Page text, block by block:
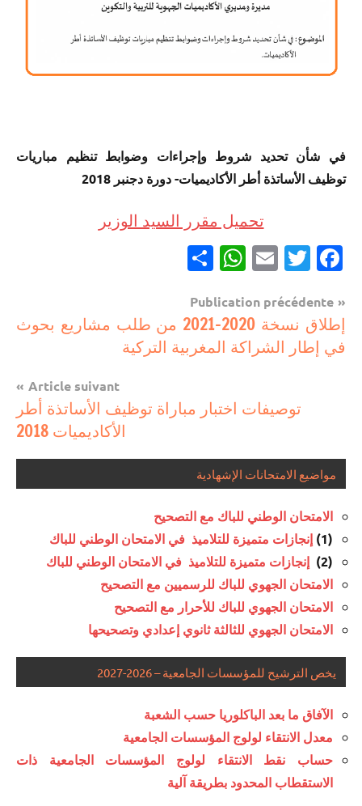
في شأن تحديد شروط وإجراءات وضوابط تنظيم مباريات
توظيف الأساتذة أطر الأكاديميات- دورة دجنبر 2018
تحميل مقرر السيد الوزير
Facebook
Twitter
Email
WhatsApp
مستجدات
تربوية
Navigation
de
l’article
Publication précédente
إطلاق نسخة 2020-2021 من طلب مشاريع بحوث
في إطار الشراكة المغربية التركية
Article suivant
​توصيفات اختبار مباراة توظيف الأساتذة أطر
الأكاديميات 2018
مواضيع الامتحانات الإشهادية
الامتحان الوطني للباك مع التصحيح
(1)
إنجازات متميزة للتلاميذ في الامتحان الوطني للباك
(2)
إنجازات متميزة للتلاميذ في الامتحان الوطني للباك
الامتحان الجهوي للباك للرسميين مع التصحيح
الامتحان الجهوي للباك للأحرار مع التصحيح
الامتحان الجهوي للثالثة ثانوي إعدادي وتصحيحها
يخص الترشيح للمؤسسات الجامعية – 2026-2027
الآفاق ما بعد الباكلوريا حسب الشعبة
معدل الانتقاء لولوج المؤسسات الجامعية
حساب نقط الانتقاء لولوج المؤسسات الجامعية ذات
الاستقطاب المحدود بطريقة آلية